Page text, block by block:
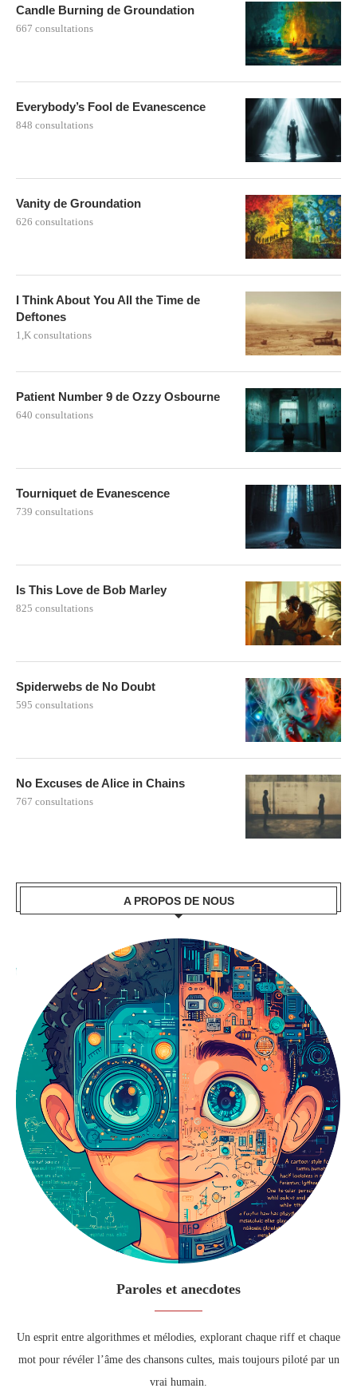
Candle Burning de Groundation
667 consultations
Everybody’s Fool de Evanescence
848 consultations
Vanity de Groundation
626 consultations
I Think About You All the Time de
Deftones
1,K consultations
Patient Number 9 de Ozzy Osbourne
640 consultations
Tourniquet de Evanescence
739 consultations
Is This Love de Bob Marley
825 consultations
Spiderwebs de No Doubt
595 consultations
No Excuses de Alice in Chains
767 consultations
A PROPOS DE NOUS
Paroles et anecdotes
Un esprit entre algorithmes et mélodies, explorant chaque riff et chaque
mot pour révéler l’âme des chansons cultes, mais toujours piloté par un
vrai humain.